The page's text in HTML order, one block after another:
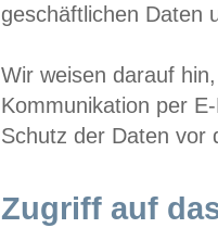
geschäftlichen Daten
Wir weisen darauf
Kommunikation per
Schutz der Daten vor
Zugriff auf